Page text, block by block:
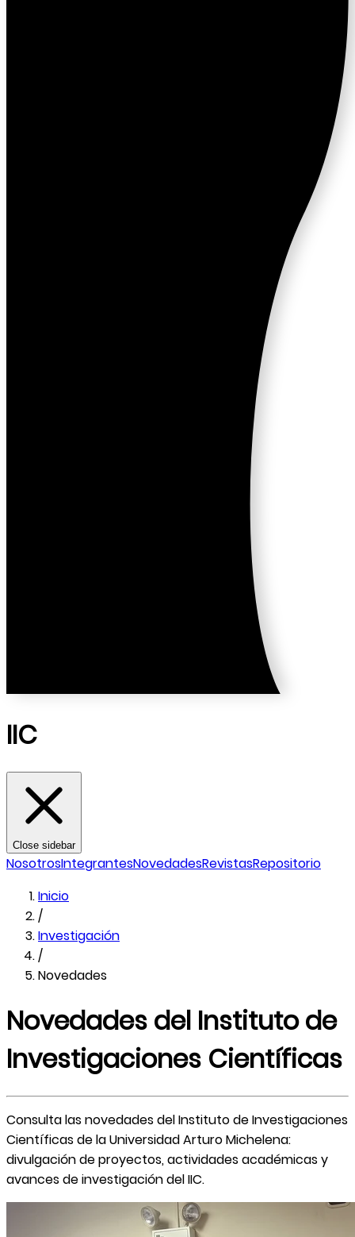
IIC
Close sidebar
NosotrosIntegrantesNovedadesRevistasRepositorio
Inicio
/
Investigación
/
Novedades
Novedades del Instituto de
Investigaciones Científicas
Consulta las novedades del Instituto de Investigaciones
Científicas de la Universidad Arturo Michelena:
divulgación de proyectos, actividades académicas y
avances de investigación del IIC.